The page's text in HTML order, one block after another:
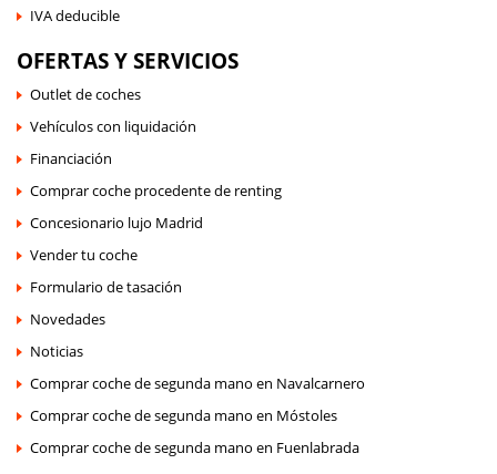
IVA deducible
OFERTAS Y SERVICIOS
Outlet de coches
Vehículos con liquidación
Financiación
Comprar coche procedente de renting
Concesionario lujo Madrid
Vender tu coche
Formulario de tasación
Novedades
Noticias
Comprar coche de segunda mano en Navalcarnero
Comprar coche de segunda mano en Móstoles
Comprar coche de segunda mano en Fuenlabrada